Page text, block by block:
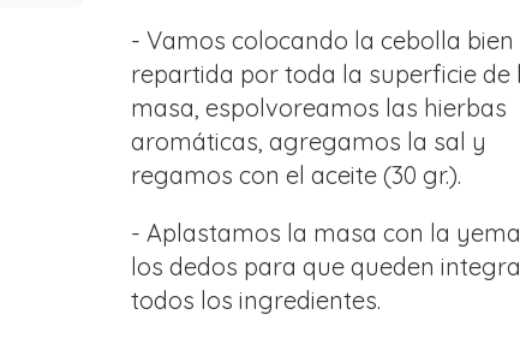
- Vamos colocando la cebolla bien
repartida por toda la superficie de
masa, espolvoreamos las hierbas
aromáticas, agregamos la sal y
regamos con el aceite (30 gr.).
- Aplastamos la masa con la
los dedos para que queden
todos los ingredientes.